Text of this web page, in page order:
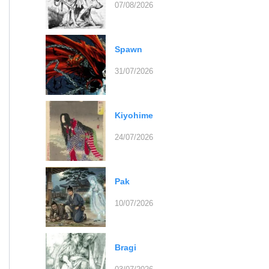
07/08/2026
Spawn
31/07/2026
Kiyohime
24/07/2026
Pak
10/07/2026
Bragi